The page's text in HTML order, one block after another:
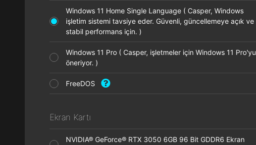
Windows 11 Home Single Language ( Casper, Windows
işletim sistemi tavsiye eder. Güvenli, güncellemeye açık ve
stabil performans için. )
Windows 11 Pro ( Casper, işletmeler için Windows 11 Pro'yu
öneriyor. )
FreeDOS
Ekran Kartı
NVIDIA® GeForce® RTX 3050 6GB 96 Bit GDDR6 Ekran